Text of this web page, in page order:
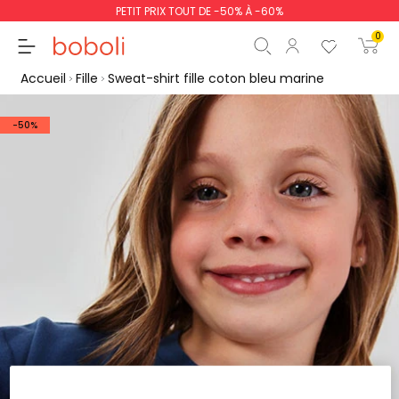
PETIT PRIX TOUT DE -50% À -60%
0
0,00 €
0,00 €
poursuit Commencer la
Accueil Fille Sweat-shirt fille coton bleu marine
-50%